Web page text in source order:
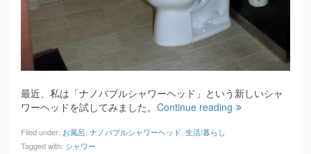
最近、私は「ナノバブルシャワーヘッド」という新しいシャ
ワーヘッドを試してみました。 Continue reading
Filed under: お風呂 ナノバブルシャワーヘッド 生活/暮らし
Tagged with: シャワー